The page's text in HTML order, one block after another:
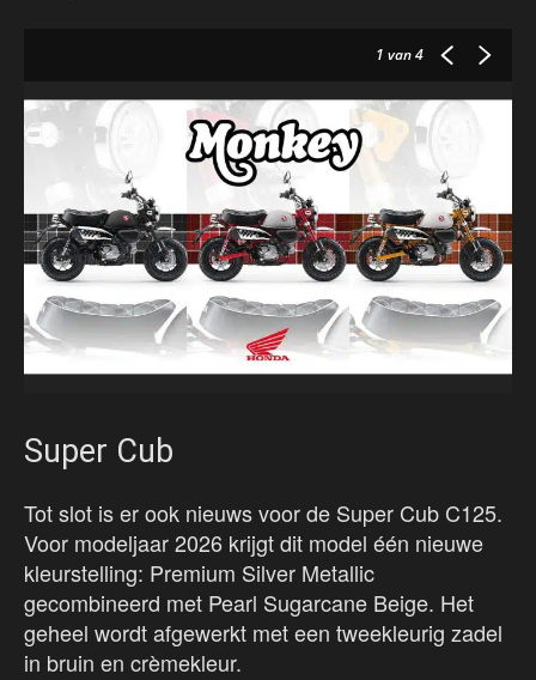
1 van 4
Super Cub
Tot slot is er ook nieuws voor de Super Cub C125.
Voor modeljaar 2026 krijgt dit model één nieuwe
kleurstelling: Premium Silver Metallic
gecombineerd met Pearl Sugarcane Beige. Het
geheel wordt afgewerkt met een tweekleurig zadel
in bruin en crèmekleur.